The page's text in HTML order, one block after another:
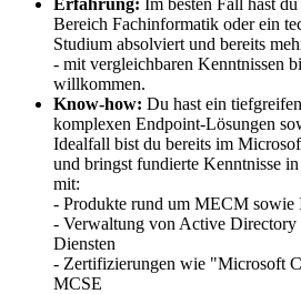
Erfahrung: Im besten Fall hast
Bereich Fachinformatik oder ein
Studium absolviert und bereits
- mit vergleichbaren Kenntnissen
willkommen.
Know-how: Du hast ein
komplexen Endpoint-Lösungen
Idealfall bist du bereits im
und bringst fundierte Kenntnisse
mit:
- Produkte rund um MECM sowie
- Verwaltung von Active
Diensten
- Zertifizierungen wie "Microsoft
MCSE